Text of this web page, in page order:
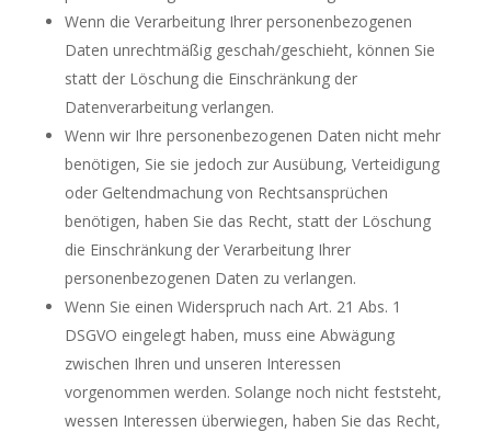
Wenn die Verarbeitung Ihrer personenbezogenen
Daten unrechtmäßig geschah/geschieht, können Sie
statt der Löschung die Einschränkung der
Datenverarbeitung verlangen.
Wenn wir Ihre personenbezogenen Daten nicht mehr
benötigen, Sie sie jedoch zur Ausübung, Verteidigung
oder Geltendmachung von Rechtsansprüchen
benötigen, haben Sie das Recht, statt der Löschung
die Einschränkung der Verarbeitung Ihrer
personenbezogenen Daten zu verlangen.
Wenn Sie einen Widerspruch nach Art. 21 Abs. 1
DSGVO eingelegt haben, muss eine Abwägung
zwischen Ihren und unseren Interessen
vorgenommen werden. Solange noch nicht feststeht,
wessen Interessen überwiegen, haben Sie das Recht,